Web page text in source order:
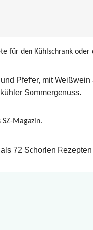
für den Kühlschrank
Pfeffer, mit
Sommergenuss.
Magazin.
72 Schorlen